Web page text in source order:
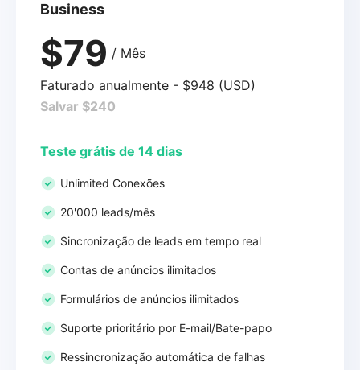
Business
$79 / Mês
Faturado anualmente - $948 (USD)
Salvar $240
Teste grátis de 14 dias
Unlimited Conexões
20'000 leads/mês
Sincronização de leads em tempo real
Contas de anúncios ilimitados
Formulários de anúncios ilimitados
Suporte prioritário por E-mail/Bate-papo
Ressincronização automática de falhas